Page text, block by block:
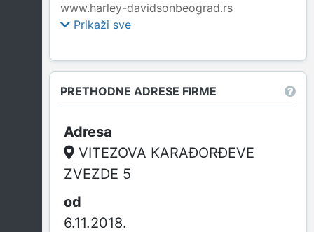
www.harley-davidsonbeograd.rs
Prikaži sve
PRETHODNE ADRESE FIRME
VITEZOVA KARAĐORĐEVE
ZVEZDE 5
6.11.2018.